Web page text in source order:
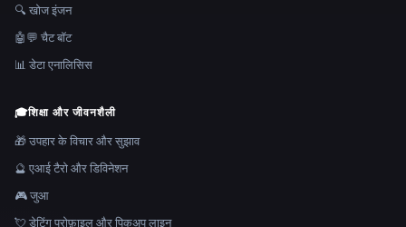
🔍 खोज इंजन
🤖💬 चैट बॉट
📊 डेटा एनालिसिस
🎓शिक्षा और जीवनशैली
🎁 उपहार के विचार और सुझाव
🔮 एआई टैरो और डिविनेशन
🎮 जुआ
💘 डेटिंग प्रोफ़ाइल और पिकअप लाइन